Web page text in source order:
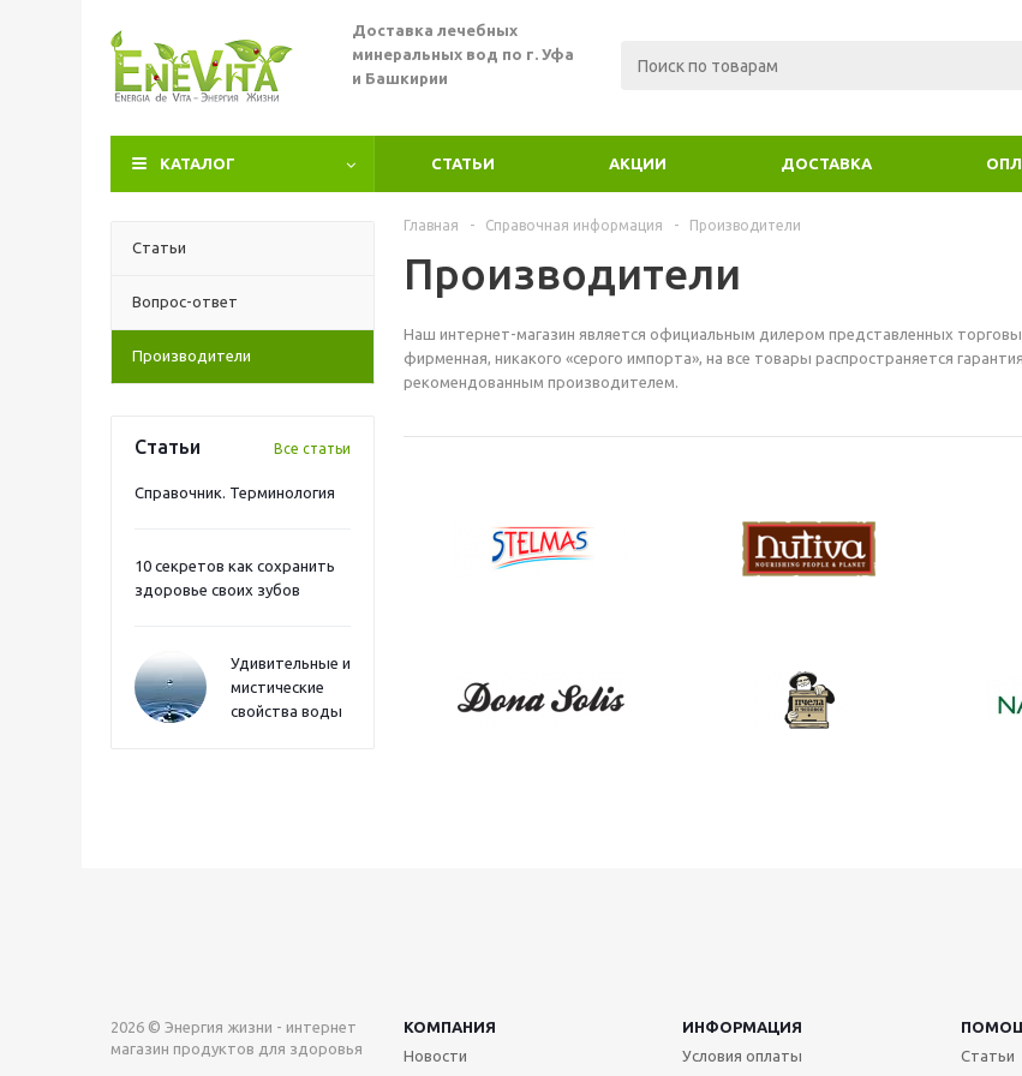
Доставка лечебных
минеральных вод по г. Уфа
и Башкирии
КАТАЛОГ СТАТЬИ АКЦИИ ДОСТАВКА
Статьи
Вопрос-ответ
Производители
Статьи Все статьи
Справочник. Терминология
10 секретов как сохранить
здоровье своих зубов
Удивительные и
мистические
свойства воды
Главная - Справочная информация - Производители
Производители
Наш интернет-магазин является официальным дилером представленных
фирменная, никакого «серого импорта», на все товары распространяется
рекомендованным производителем.
2026 © Энергия жизни - интернет
магазин продуктов для здоровья
КОМПАНИЯ ИНФОРМАЦИЯ
Новости
Условия оплаты
Статьи